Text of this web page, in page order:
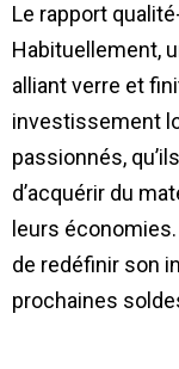
Le rapport
Habituellement,
alliant verre et
investissement
passionnés,
d’acquérir du
leurs
de redéfinir son
prochaines